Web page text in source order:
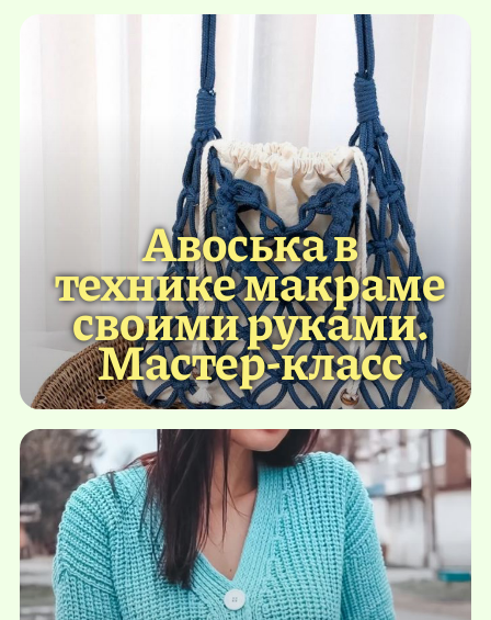
Авоська в
технике макраме
своими руками.
Мастер-класс